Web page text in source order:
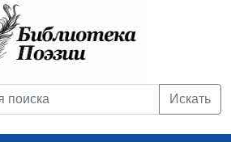
Искать